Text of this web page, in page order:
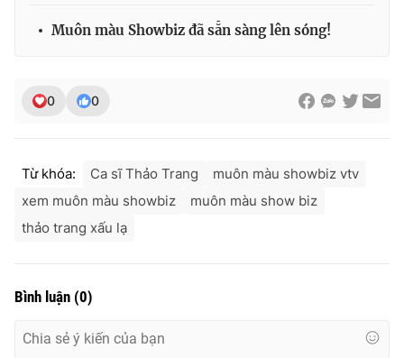
® Cấm sao chép dưới mọi hình thức nếu không có sự chấp
Muôn màu Showbiz đã sẵn sàng lên sóng!
0 0
Từ khóa: Ca sĩ Thảo Trang
muôn màu showbiz vtv
xem muôn màu showbiz
muôn màu show biz
thảo trang xấu lạ
Bình luận (0)